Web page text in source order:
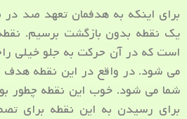
برای اینکه به هدفمان تعهد صد در
یک نقطه بدون بازگشت برسیم.
است که در آن حرکت به جلو خیلی
می شود. در واقع در این نقطه هدف
شما می شود. خوب این نقطه چطور
برای رسیدن به این نقطه برای